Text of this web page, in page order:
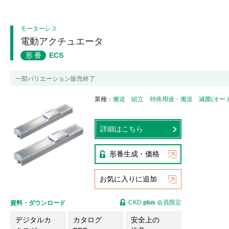
モーターレス
電動アクチュエータ
形番 ECS
一部バリエーション販売終了
業種 搬送 組立 特殊用途・搬送 滅菌(オー
詳細はこちら
形番生成・価格
お気に入りに追加
資料・ダウンロード
デジタルカ
カタログ
安全上の
CKD plus 会員限定